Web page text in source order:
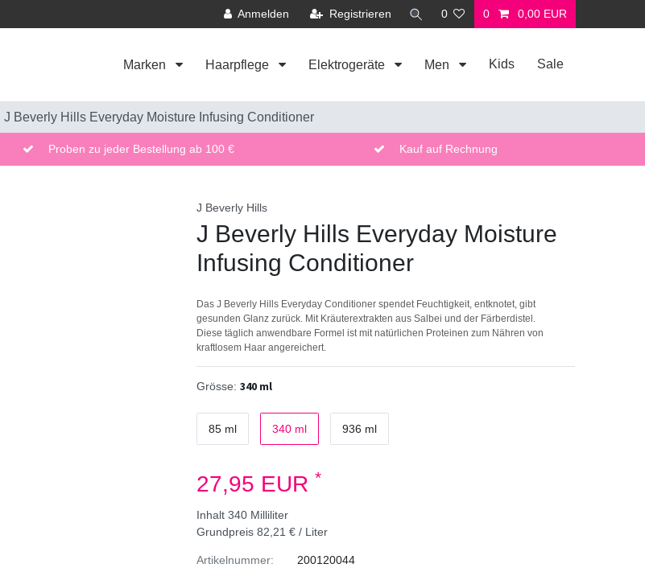
Anmelden Registrieren 0 0 0,00 EUR
Marken Haarpflege Elektrogeräte Men Kids Sale
J Beverly Hills Everyday Moisture Infusing Conditioner
Proben zu jeder Bestellung ab 100 € Kauf auf Rechnung
J Beverly Hills
J Beverly Hills Everyday Moisture
Infusing Conditioner
Das J Beverly Hills Everyday Conditioner spendet Feuchtigkeit, entknotet, gibt
gesunden Glanz zurück. Mit Kräuterextrakten aus Salbei und der Färberdistel.
Diese täglich anwendbare Formel ist mit natürlichen Proteinen zum Nähren von
kraftlosem Haar angereichert.
Grösse: 340 ml
85 ml 340 ml 936 ml
27,95 EUR *
Inhalt 340 Milliliter
Grundpreis 82,21 € / Liter
Artikelnummer:
200120044